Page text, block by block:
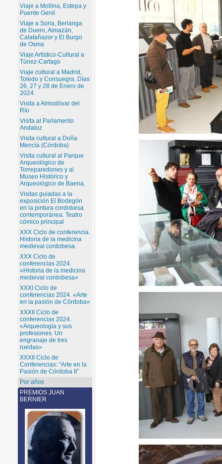
Viaje a Mollina, Estepa y
Puente Genil
Viaje a Soria, Berlanga
de Duero, Almazán,
Calatañazor y El Burgo
de Osma
Viaje Artístico-Cultural a
Túnez-Cartago
Viaje cultural a Madrid,
Toledo y Consuegra. Días
26, 27 y 28 de Enero de
2024.
Visita a Almodóvar del
Río
Visita al Parlamento
Andaluz
Visita cultural a Doña
Mencía (Córdoba)
Visita cultural al Parque
Arqueológico de
Torreparedones y al
Museo Histórico y
Arqueológico de Baena.
Visitas guiadas a la
exposición El Bodegón
en la pintura cordobesa
contemporánea. Teatro
cómico principal
XXX Ciclo de conferencia.
Historia de la medicina
medieval cordobesa.
XXX Ciclo de
conferencias 2024.
«Historia de la medicina
medieval cordobesa»
XXXI Ciclo de
conferencias 2024. «Arte
en la pasión de Córdoba»
XXXII Ciclo de
conferencias 2024.
«Arqueología y sus
profesiones. Un
engranaje de tres
ruedas»
XXXII Ciclo de
Conferencias: “Arte en la
Pasión de Córdoba II”
Por años
PREMIOS JUAN
BERNIER